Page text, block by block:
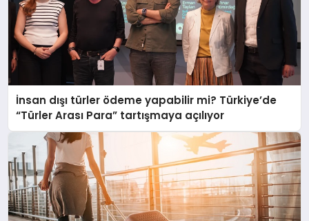
İnsan dışı türler ödeme yapabilir mi? Türkiye’de
“Türler Arası Para” tartışmaya açılıyor